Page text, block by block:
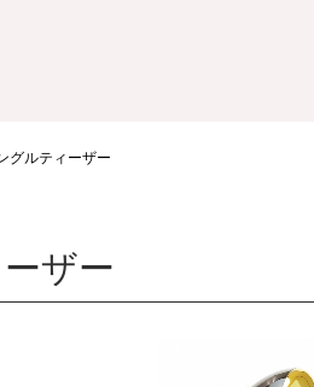
グルティーザー
ザー